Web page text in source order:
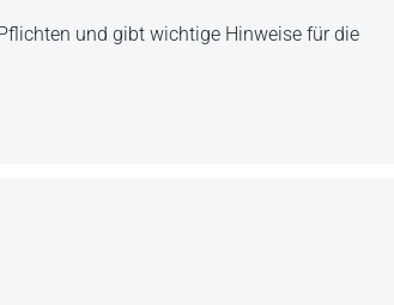
und gibt wichtige Hinweise für die